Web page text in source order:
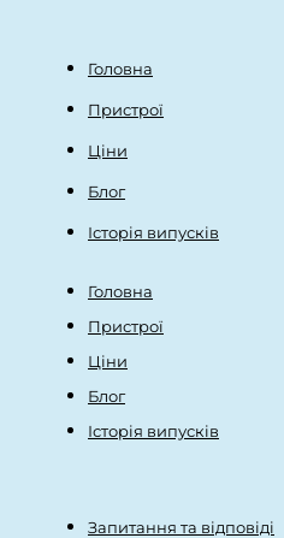
Головна
Пристрої
Ціни
Блог
Історія випусків
Головна
Пристрої
Ціни
Блог
Історія випусків
Запитання та відповіді